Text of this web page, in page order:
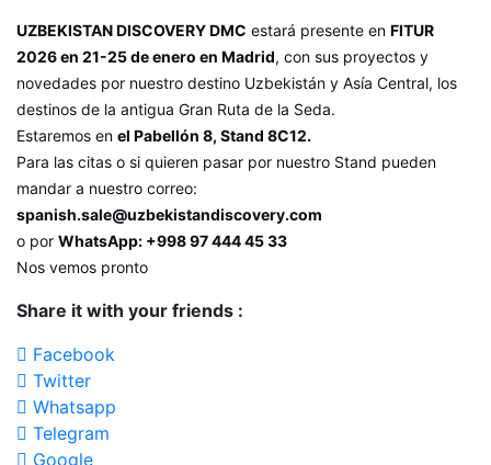
UZBEKISTAN DISCOVERY DMC estará presente en FITUR
2026 en 21-25 de enero en Madrid, con sus proyectos y
novedades por nuestro destino Uzbekistán y Asía Central, los
destinos de la antigua Gran Ruta de la Seda.
Estaremos en el Pabellón 8, Stand 8C12.
Para las citas o si quieren pasar por nuestro Stand pueden
mandar a nuestro correo:
spanish.sale@uzbekistandiscovery.com
o por WhatsApp: +998 97 444 45 33
Nos vemos pronto
Share it with your friends :
Facebook
Twitter
Whatsapp
Telegram
Google